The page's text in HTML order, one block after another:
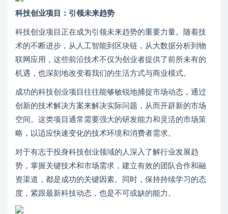
科技创业项目：引领未来趋势
科技创业项目正在成为引领未来趋势的重要力量。随着技
术的不断进步，从人工智能到区块链，从大数据分析到物
联网应用，这些前沿技术不仅为创业者提供了前所未有的
机遇，也深刻地改变着我们的生活方式与商业模式。
成功的科技创业项目往往能够敏锐地捕捉市场动态，通过
创新的技术解决方案来解决实际问题，从而开辟新的市场
空间。这类项目通常需要强大的研发能力和灵活的市场策
略，以适应快速变化的技术环境和消费者需求。
对于有志于投身科技创业领域的人深入了解行业发展趋
势，掌握关键技术和市场需求，建立有效的团队合作和融
资渠道，都是成功的关键因素。同时，保持持续学习的态
度，紧跟最新科技动态，也是不可或缺的能力。